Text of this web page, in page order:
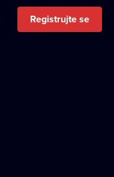
Registrujte se